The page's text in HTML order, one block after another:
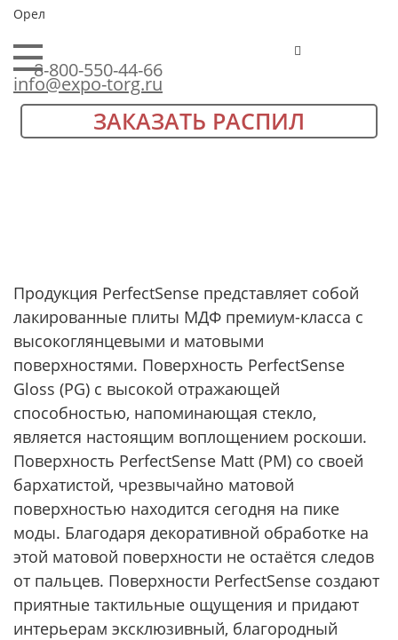
Орел
8-800-550-44-66
info@expo-torg.ru
ЗАКАЗАТЬ РАСПИЛ
Продукция PerfectSense представляет собой
лакированные плиты МДФ премиум-класса с
высокоглянцевыми и матовыми
поверхностями. Поверхность PerfectSense
Gloss (PG) с высокой отражающей
способностью, напоминающая стекло,
является настоящим воплощением роскоши.
Поверхность PerfectSense Matt (PM) со своей
бархатистой, чрезвычайно матовой
поверхностью находится сегодня на пике
моды. Благодаря декоративной обработке на
этой матовой поверхности не остаётся следов
от пальцев. Поверхности PerfectSense создают
приятные тактильные ощущения и придают
интерьерам эксклюзивный, благородный